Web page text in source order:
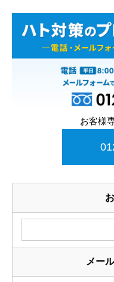
お客様
メー